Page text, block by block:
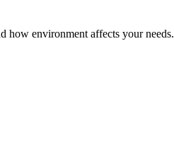
how environment affects your needs.